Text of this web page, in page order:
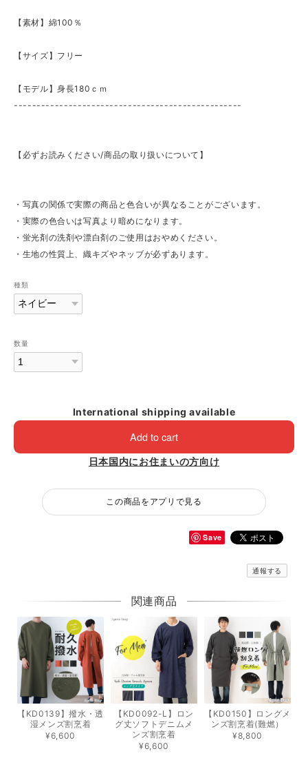
【素材】綿100％
【サイズ】フリー
【モデル】身長180ｃｍ
--------------------------------------------------
【必ずお読みください/商品の取り扱いについて】
・写真の関係で実際の商品と色合いが異なることがございます。
・実際の色合いは写真より暗めになります。
・蛍光剤の洗剤や漂白剤のご使用はおやめください。
・生地の性質上、織キズやネッブが必ずあります。
種類
数量
International shipping available
Add to cart
日本国内にお住まいの方向け
この商品をアプリで見る
Save
通報する
関連商品
【KD0139】撥水・透
湿メンズ割烹着
¥6,600
【KD0092-L】ロン
グ丈ソフトデニムメ
ンズ割烹着
¥6,600
【KD0150】ロングメ
ンズ割烹着(難燃）
¥8,800